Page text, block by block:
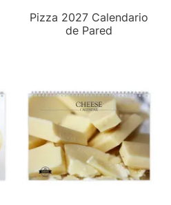
Pizza 2027 Calendario
de Pared